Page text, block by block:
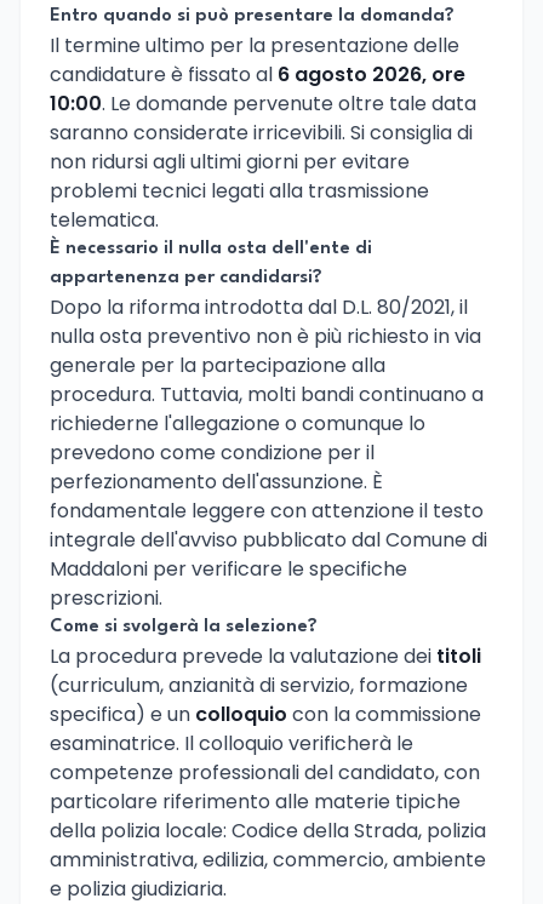
Entro quando si può presentare la domanda?
Il termine ultimo per la presentazione delle
candidature è fissato al 6 agosto 2026, ore
10:00. Le domande pervenute oltre tale data
saranno considerate irricevibili. Si consiglia di
non ridursi agli ultimi giorni per evitare
problemi tecnici legati alla trasmissione
telematica.
È necessario il nulla osta dell'ente di
appartenenza per candidarsi?
Dopo la riforma introdotta dal D.L. 80/2021, il
nulla osta preventivo non è più richiesto in via
generale per la partecipazione alla
procedura. Tuttavia, molti bandi continuano a
richiederne l'allegazione o comunque lo
prevedono come condizione per il
perfezionamento dell'assunzione. È
fondamentale leggere con attenzione il testo
integrale dell'avviso pubblicato dal Comune di
Maddaloni per verificare le specifiche
prescrizioni.
Come si svolgerà la selezione?
La procedura prevede la valutazione dei titoli
(curriculum, anzianità di servizio, formazione
specifica) e un colloquio con la commissione
esaminatrice. Il colloquio verificherà le
competenze professionali del candidato, con
particolare riferimento alle materie tipiche
della polizia locale: Codice della Strada, polizia
amministrativa, edilizia, commercio, ambiente
e polizia giudiziaria.